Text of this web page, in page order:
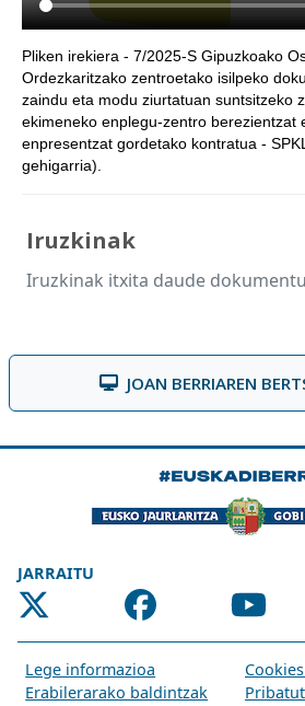
Pliken irekiera - 7/2025-S Gipuzkoako
Ordezkaritzako zentroetako isilpeko
zaindu eta modu ziurtatuan suntsitzeko
ekimeneko enplegu-zentro berezientzat
enpresentzat gordetako kontratua -
gehigarria).
Iruzkinak
Iruzkinak itxita daude
JOAN BERRIAREN
JARRAITU
Lege informazioa
Erabilerarako baldintzak